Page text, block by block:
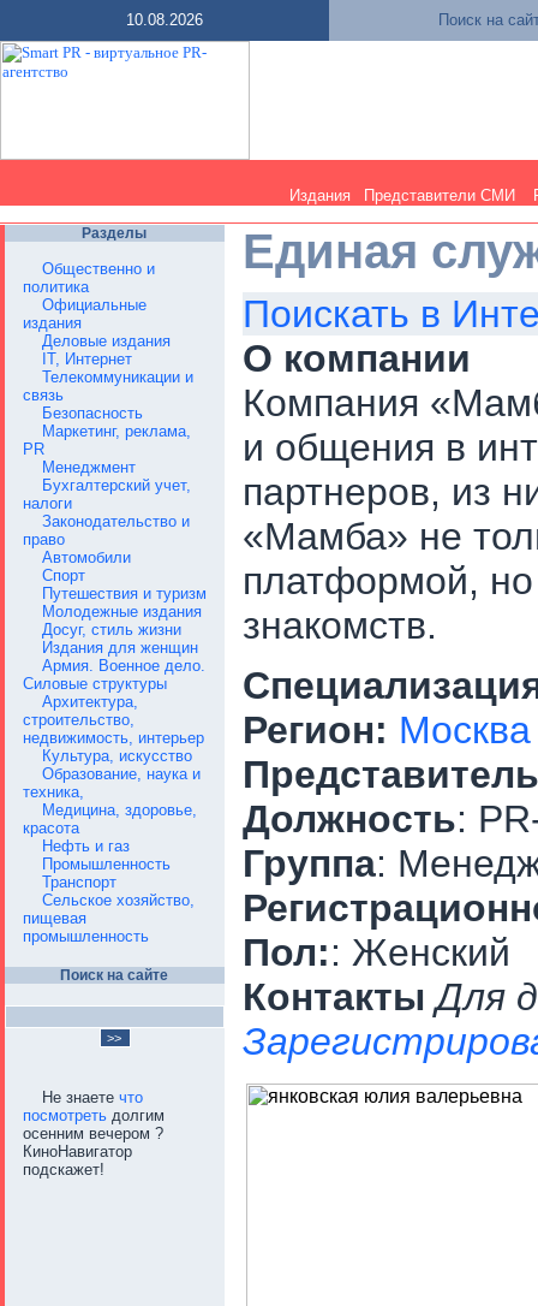
10.08.2026 Поиск на
Издания Представители СМИ
Разделы
Общественно и
политика
Официальные
издания
Деловые издания
IT, Интернет
Телекоммуникации и
связь
Безопасность
Маркетинг, реклама,
PR
Менеджмент
Бухгалтерский учет,
налоги
Законодательство и
право
Автомобили
Спорт
Путешествия и туризм
Молодежные издания
Досуг, стиль жизни
Издания для женщин
Армия. Военное дело.
Силовые структуры
Архитектура,
строительство,
недвижимость, интерьер
Культура, искусство
Образование, наука и
техника,
Медицина, здоровье,
красота
Нефть и газ
Промышленность
Транспорт
Сельское хозяйство,
пищевая
промышленность
Поиск на сайте
Не знаете что
посмотреть долгим
осенним вечером ?
КиноНавигатор
подскажет!
Единая
Поискать в
О компании
Компания
и общения в
партнеров, из
«Мамба» не
платформой,
знакомств.
Регион: Москва
Должность:
Группа:
Пол:: Женский
Контакты Для